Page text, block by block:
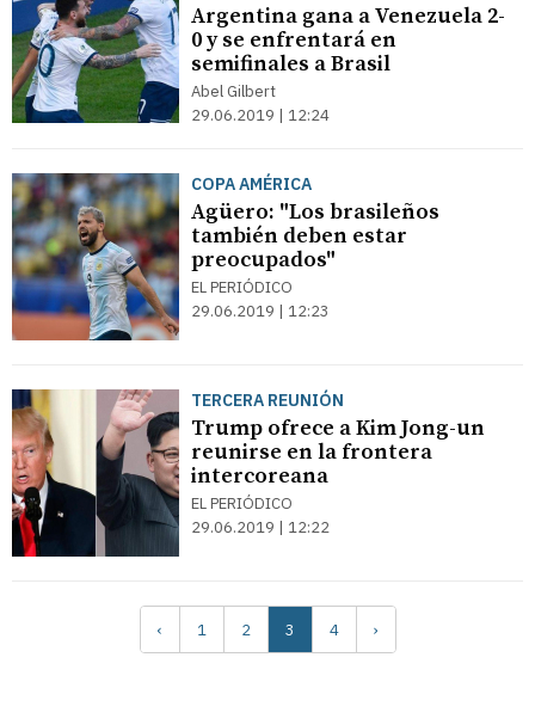
Argentina gana a Venezuela 2-
0 y se enfrentará en
semifinales a Brasil
Abel Gilbert
29.06.2019 | 12:24
COPA AMÉRICA
Agüero: "Los brasileños
también deben estar
preocupados"
EL PERIÓDICO
29.06.2019 | 12:23
TERCERA REUNIÓN
Trump ofrece a Kim Jong-un
reunirse en la frontera
intercoreana
EL PERIÓDICO
29.06.2019 | 12:22
‹ 1 2 3 4 ›